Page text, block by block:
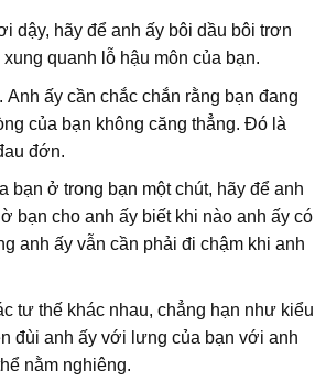
dậy, hãy để anh ấy bôi dầu bôi trơn
quanh lỗ hậu môn của bạn.
ấy cần chắc chắn rằng bạn đang
của bạn không căng thẳng. Đó là
đớn.
bạn ở trong bạn một chút, hãy để anh
bạn cho anh ấy biết khi nào anh ấy có
anh ấy vẫn cần phải đi chậm khi anh
tư thế khác nhau, chẳng hạn như kiểu
đùi anh ấy với lưng của bạn với anh
nằm nghiêng.